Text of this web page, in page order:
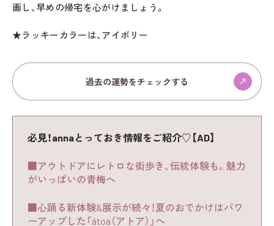
画し、早めの帰宅を心がけましょう。
★ラッキーカラーは、アイボリー
過去の運勢をチェックする
必見！annaとっておき情報をご紹介♡【AD】
■アウトドアにレトロな街歩き、伝統体験も。魅力
がいっぱいの青梅へ
■心踊る新体験&展示が続々！夏のおでかけはパワ
ーアップした「átoa（アトア）」へ